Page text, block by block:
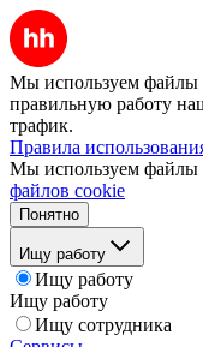
Мы используем файлы
правильную работу
трафик.
Правила
Мы используем файлы
файлов cookie
Понятно
Ищу работу
Ищу работу
Ищу работу
Ищу сотрудника